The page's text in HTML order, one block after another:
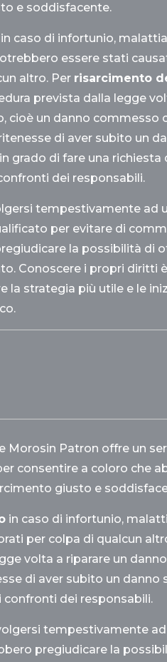
e soddisfacente.
in caso di infortunio,
essere stati
altro. Per risarcimento
prevista dalla legge
cioè un danno commesso
di aver subito un
grado di fare una richiesta
dei responsabili.
tempestivamente ad
per evitare di
la possibilità di
Conoscere i propri diritti
la strategia più utile e le
Morosin Patron offre un
consentire a coloro che
giusto e
in caso di infortunio,
per colpa di qualcun
volta a riparare un
di aver subito un
confronti dei responsabili.
tempestivamente
pregiudicare la